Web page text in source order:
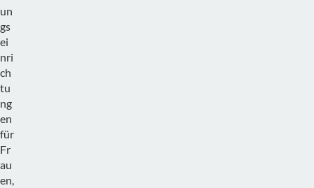
un
gs
ei
nri
ch
tu
ng
en
für
Fr
au
en,